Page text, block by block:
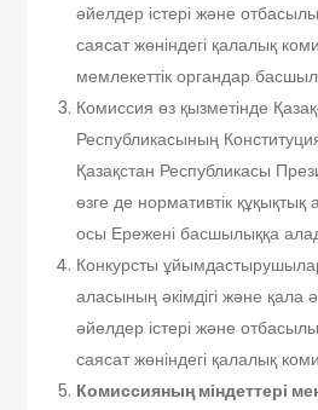
әйелдер істері және
саясат жөніндегі қалалық
мемлекеттік органдар
Комиссия өз қызметінде
Республикасының
Қазақстан Республикасы
өзге де нормативтік құқықтық
осы Ережені басшылыққа
Конкурсты
аласының әкімдігі және қала
әйелдер істері және
саясат жөніндегі қалалық
Комиссияның міндеттері